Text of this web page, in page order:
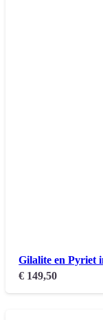
Gilalite en Pyriet
€ 149,50